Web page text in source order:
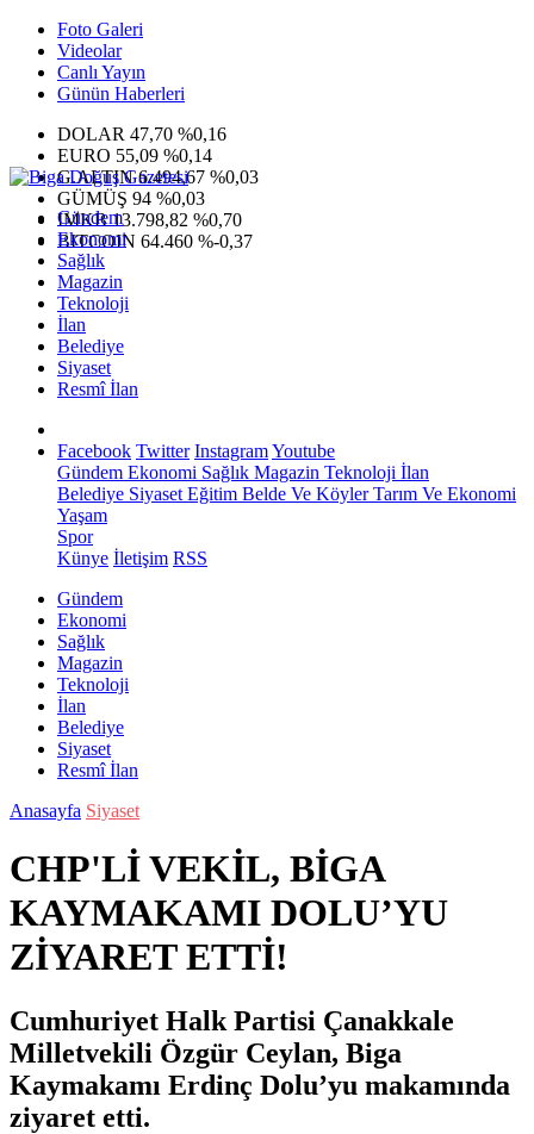
Foto Galeri
Videolar
Canlı Yayın
Günün Haberleri
DOLAR 47,70 %0,16
EURO 55,09 %0,14
G.ALTIN6.494,67 %0,03
GÜMÜŞ 94 %0,03
IMKB13.798,82 %0,70
BITCOIN 64.460 %-0,37
Gündem
Ekonomi
Sağlık
Magazin
Teknoloji
İlan
Belediye
Siyaset
Resmî İlan
Facebook Twitter InstagramYoutube
Gündem Ekonomi Sağlık Magazin Teknoloji İlan
Belediye Siyaset Eğitim Belde Ve KöylerTarım Ve Ekonomi
Yaşam
Spor
Künye İletişim RSS
Gündem
Ekonomi
Sağlık
Magazin
Teknoloji
İlan
Belediye
Siyaset
Resmî İlan
Anasayfa Siyaset
CHP'Lİ VEKİL, BİGA
KAYMAKAMI DOLU’YU
ZİYARET ETTİ!
Cumhuriyet Halk Partisi Çanakkale
Milletvekili Özgür Ceylan, Biga
Kaymakamı Erdinç Dolu’yu makamında
ziyaret etti.